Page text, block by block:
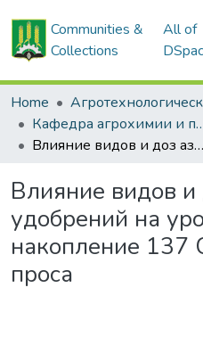
Communities &
Collections
All of
Home
Кафедра
Влияние видов и доз азотных удобрений на урожайность и накопление 137 Cs и 90Sr зерном проса
Влияние видов и
удобрений на
накопление 137
проса